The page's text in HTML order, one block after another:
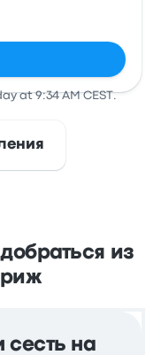
at 9:34 AM CEST.
из
сесть на